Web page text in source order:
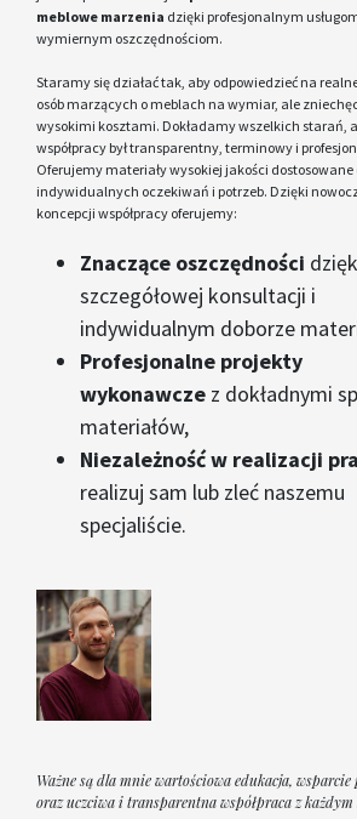
meblowe marzenia dzięki profesjonalnym
wymiernym oszczędnościom.
Staramy się działać tak, aby odpowiedzieć na
osób marzących o meblach na wymiar, ale
wysokimi kosztami. Dokładamy wszelkich starań,
współpracy był transparentny, terminowy i
Oferujemy materiały wysokiej jakości dostosowane
indywidualnych oczekiwań i potrzeb. Dzięki
koncepcji współpracy oferujemy:
Znaczące oszczędności
szczegółowej konsultacji i
indywidualnym doborze
Profesjonalne projekty
wykonawcze z dokładnymi
materiałów,
Niezależność w realizacji
realizuj sam lub zleć naszemu
specjaliście.
Ważne są dla mnie wartościowa edukacja,
oraz uczciwa i transparentna współpraca z